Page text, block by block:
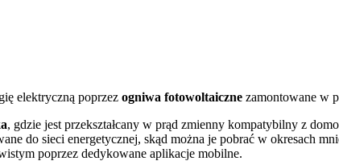
elektryczną poprzez ogniwa fotowoltaiczne zamontowane w
, gdzie jest przekształcany w prąd zmienny kompatybilny z
do sieci energetycznej, skąd można je pobrać w okresach
poprzez dedykowane aplikacje mobilne.